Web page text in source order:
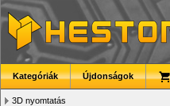
Kategóriák Újdonságok
3D nyomtatás